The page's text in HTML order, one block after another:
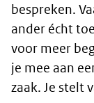
bespreken.
ander écht
voor meer
je mee aan
zaak. Je stelt